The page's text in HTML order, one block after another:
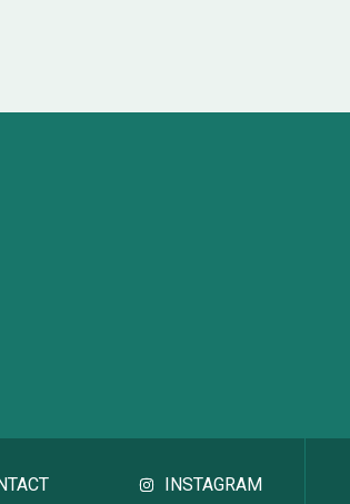
INSTAGRAM